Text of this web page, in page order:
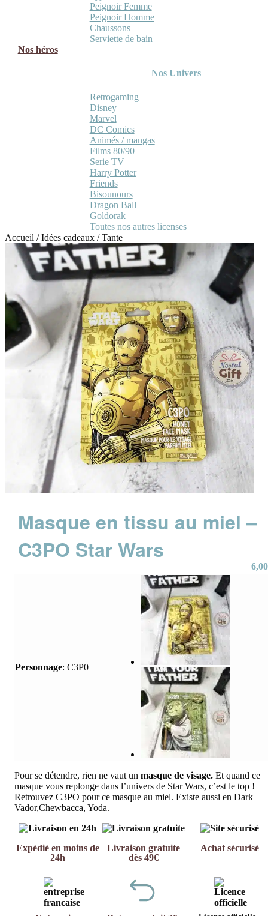
Peignoir Femme
Peignoir Homme
Chaussons
Serviette de bain
Nos héros
Nos Univers
Retrogaming
Disney
Marvel
DC Comics
Animés / mangas
Films 80/90
Serie TV
Harry Potter
Friends
Bisounours
Dragon Ball
Goldorak
Toutes nos autres licenses
Accueil /Idées cadeaux /Tante
Masque en tissu au miel –
C3PO Star Wars
6,00
Pour se détendre, rien ne vaut un masque de visage. Et quand ce
masque vous replonge dans l’univers de Star Wars, c’est le top !
Retrouvez C3PO pour ce masque au miel. Existe aussi en Dark
Vador,Chewbacca, Yoda.
Personnage: C3P0
Expédié en moins de
24h
Livraison gratuite
dès 49€
Achat sécurisé